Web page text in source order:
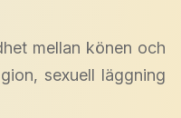
mellan könen och
sexuell läggning